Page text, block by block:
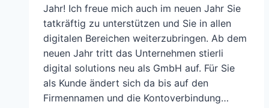
Jahr! Ich freue mich auch im neuen Jahr Sie
tatkräftig zu unterstützen und Sie in allen
digitalen Bereichen weiterzubringen. Ab dem
neuen Jahr tritt das Unternehmen stierli
digital solutions neu als GmbH auf. Für Sie
als Kunde ändert sich da bis auf den
Firmennamen und die Kontoverbindung…